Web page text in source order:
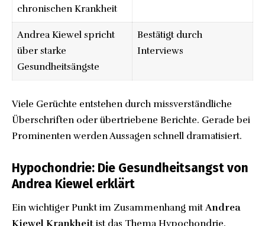
chronischen Krankheit
Andrea Kiewel spricht
über starke
Gesundheitsängste
Bestätigt durch
Interviews
Viele Gerüchte entstehen durch missverständliche
Überschriften oder übertriebene Berichte. Gerade bei
Prominenten werden Aussagen schnell dramatisiert.
Hypochondrie: Die Gesundheitsangst von
Andrea Kiewel erklärt
Ein wichtiger Punkt im Zusammenhang mitAndrea
Kiewel Krankheit ist das Thema Hypochondrie.